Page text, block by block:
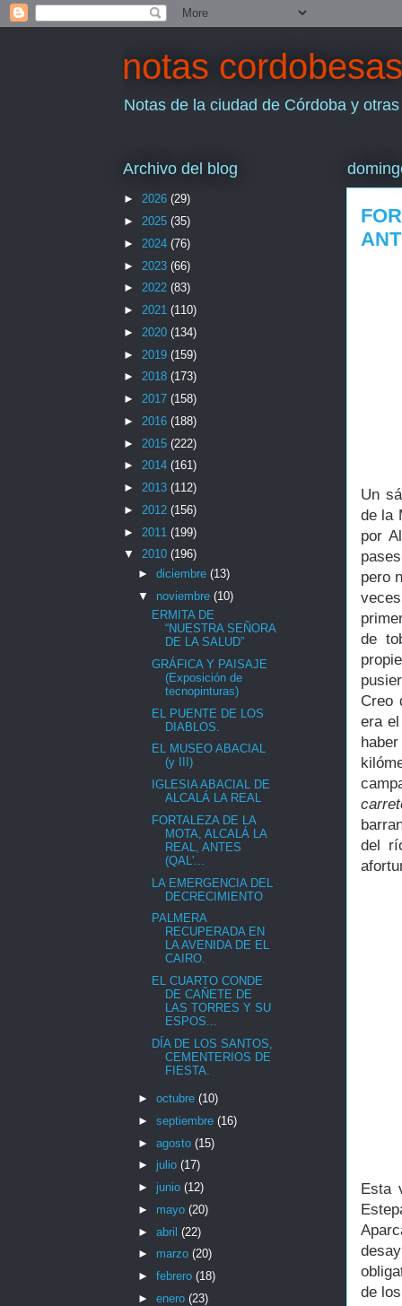
notas cordobesas
Notas de la ciudad de Córdoba y
Un
de la
por
pero
de
Creo
era
del
Esta
de
Archivo del blog
► 2026 (29)
► 2025 (35)
► 2024 (76)
► 2023 (66)
► 2022 (83)
► 2021 (110)
► 2020 (134)
► 2019 (159)
► 2018 (173)
► 2017 (158)
► 2016 (188)
► 2015 (222)
► 2014 (161)
► 2013 (112)
► 2012 (156)
► 2011 (199)
▼ 2010 (196)
► diciembre (13)
▼ noviembre (10)
ERMITA DE
“NUESTRA SEÑORA
DE LA SALUD”
GRÁFICA Y PAISAJE
(Exposición de
tecnopinturas)
EL PUENTE DE LOS
DIABLOS.
EL MUSEO ABACIAL
(y III)
IGLESIA ABACIAL DE
ALCALÁ LA REAL
FORTALEZA DE LA
MOTA, ALCALÁ LA
REAL, ANTES
(QAL'...
LA EMERGENCIA DEL
DECRECIMIENTO
PALMERA
RECUPERADA EN
LA AVENIDA DE EL
CAIRO.
EL CUARTO CONDE
DE CAÑETE DE
LAS TORRES Y SU
ESPOS...
DÍA DE LOS SANTOS,
CEMENTERIOS DE
FIESTA.
► octubre (10)
► septiembre (16)
► agosto (15)
► julio (17)
► junio (12)
► mayo (20)
► abril (22)
► marzo (20)
► febrero (18)
► enero (23)